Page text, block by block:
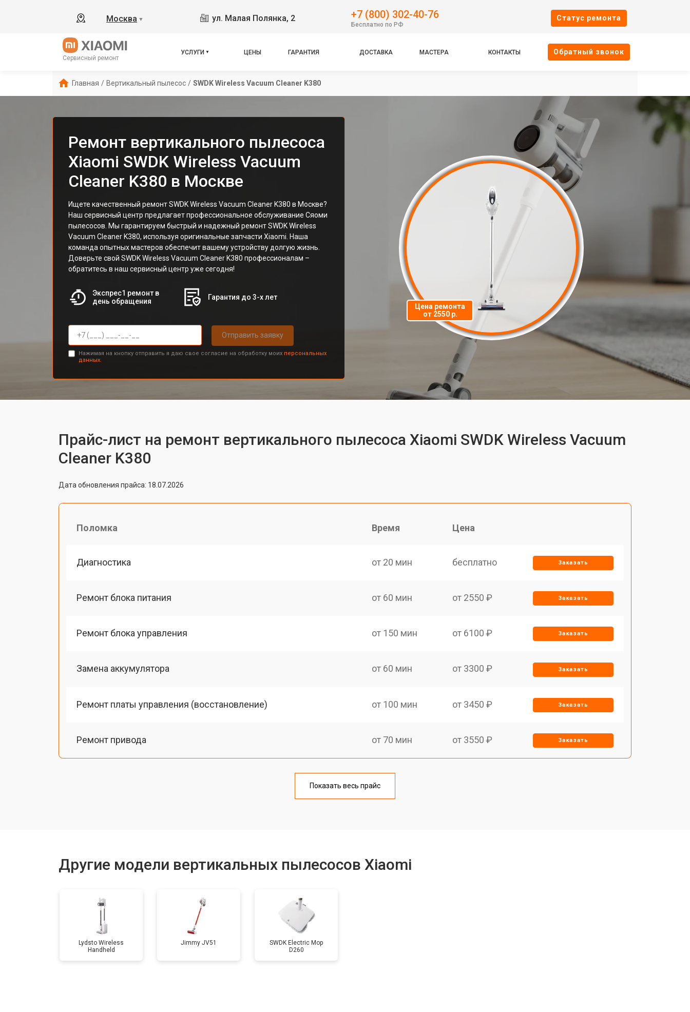
Москва ▼ ул. Малая Полянка, 2 +7 (800) 302-40-76
Бесплатно по РФ
Cтатус ремонта
Сервисный ремонт
УСЛУГИ ЦЕНЫ ГАРАНТИЯ ДОСТАВКА МАСТЕРА КОНТАКТЫ Oбратный звонок
Главная / Вертикальный пылесос / SWDK Wireless Vacuum Cleaner K380
Ремонт вертикального пылесоса
Xiaomi SWDK Wireless Vacuum
Cleaner K380 в Москве
Ищете качественный ремонт SWDK Wireless Vacuum Cleaner K380 в Москве?
Наш сервисный центр предлагает профессиональное обслуживание Сяоми
пылесосов. Мы гарантируем быстрый и надежный ремонт SWDK Wireless
Vacuum Cleaner K380, используя оригинальные запчасти Xiaomi. Наша
команда опытных мастеров обеспечит вашему устройству долгую жизнь.
Доверьте свой SWDK Wireless Vacuum Cleaner K380 профессионалам –
обратитесь в наш сервисный центр уже сегодня!
Экспрес1 ремонт в
день обращения
Гарантия до 3-х лет
Отправить заявку
Нажимая на кнопку отправить я даю свое согласие на обработку моих персональных
данных.
Цена ремонта
от 2550 р.
Прайс-лист на ремонт вертикального пылесоса Xiaomi SWDK Wireless Vacuum
Cleaner K380
Дата обновления прайса: 18.07.2026
Поломка Время Цена
Диагностика от 20 мин бесплатно Заказать
Ремонт блока питания от 60 мин от 2550 ₽ Заказать
Ремонт блока управления от 150 мин от 6100 ₽ Заказать
Замена аккумулятора от 60 мин от 3300 ₽ Заказать
Ремонт платы управления (восстановление) от 100 мин от 3450 ₽ Заказать
Ремонт привода от 70 мин от 3550 ₽ Заказать
от 110 мин
Показать весь прайс
Другие модели вертикальных пылесосов Xiaomi
Lydsto Wireless
Handheld
Jimmy JV51
SWDK Electric Mop
D260